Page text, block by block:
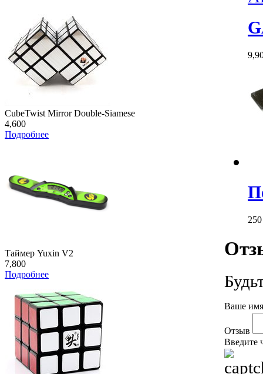
CubeTwist Mirror Double-Siamese
4,600
Подробнее
Таймер Yuxin V2
7,800
Подробнее
Ваше
Отзыв
Введите